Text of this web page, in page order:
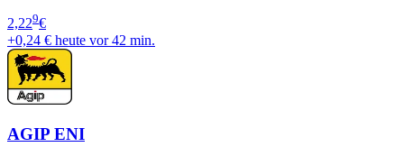
2,229€
+0,24 € heute vor 42 min.
AGIP ENI